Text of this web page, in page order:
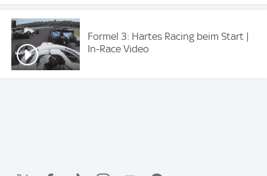
Formel 3: Hartes Racing beim Start |
In-Race Video